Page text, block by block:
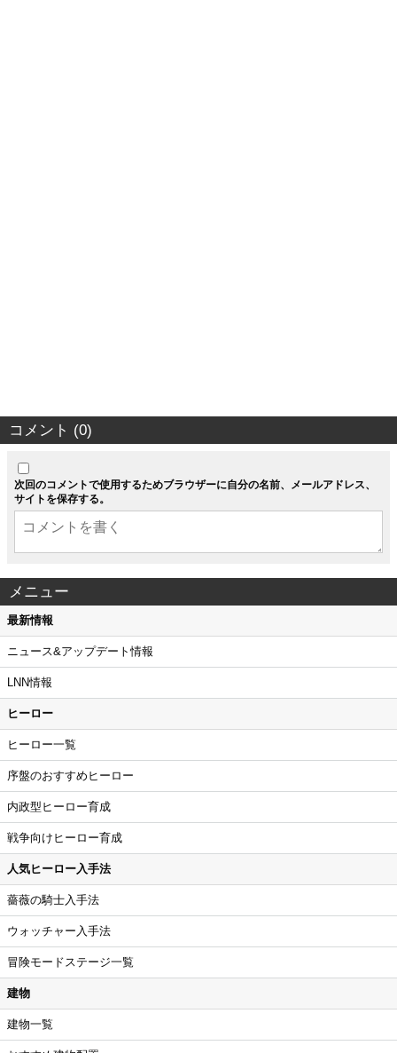
コメント (0)
次回のコメントで使用するためブラウザーに自分の名前、メールアドレス、
サイトを保存する。
メニュー
最新情報
ニュース&アップデート情報
LNN情報
ヒーロー
ヒーロー一覧
序盤のおすすめヒーロー
内政型ヒーロー育成
戦争向けヒーロー育成
人気ヒーロー入手法
薔薇の騎士入手法
ウォッチャー入手法
冒険モードステージ一覧
建物
建物一覧